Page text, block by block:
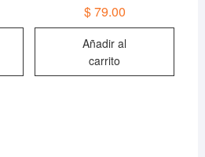
$79.00
Añadir al
carrito